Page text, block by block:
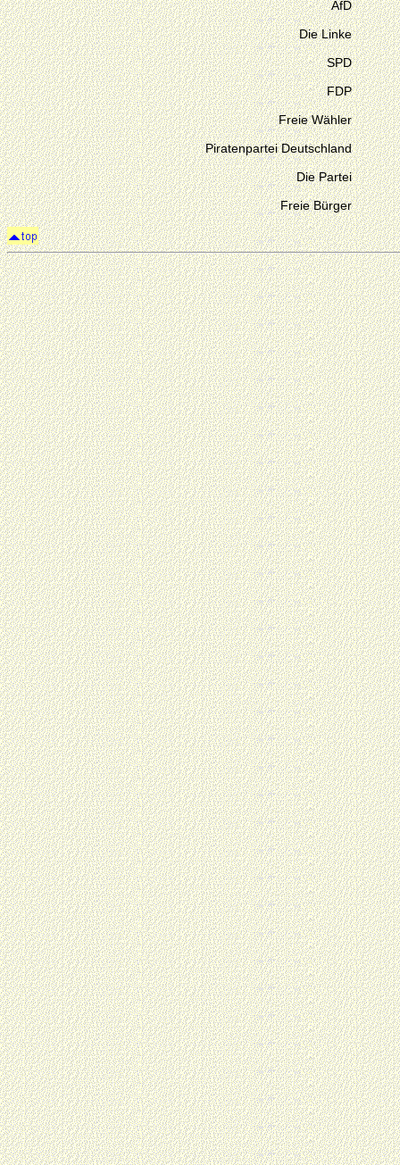
AfD
Die Linke
SPD
FDP
Freie Wähler
Piratenpartei Deutschland
Die Partei
Freie Bürger